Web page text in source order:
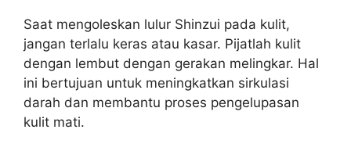
Saat mengoleskan lulur Shinzui pada kulit,
jangan terlalu keras atau kasar. Pijatlah kulit
dengan lembut dengan gerakan melingkar. Hal
ini bertujuan untuk meningkatkan sirkulasi
darah dan membantu proses pengelupasan
kulit mati.